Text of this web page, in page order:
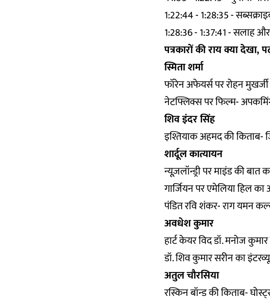
1:22:44 - 1:28:35 -
1:28:36 - 1:37:41 - सलाह
पत्रकारों की राय क्या देखा,
स्मिता शर्मा
फॉरेन अफेयर्स पर रोहन
नेटफ्लिक्स पर फिल्म-
शिव इंदर सिंह
इश्तियाक अहमद की किताब-
शार्दूल कात्यायन
न्यूज़लॉन्ड्री पर माइंड की बात
गार्जियन पर एमेलिया हिल का
पंडित रवि शंकर-राग यमन
अवधेश कुमार
हार्ट केयर विद डॉ. मनोज
डॉ. शिव कुमार सरीन काइंटरव्यू
अतुल चौरसिया
रस्किन बॉन्ड की किताब-